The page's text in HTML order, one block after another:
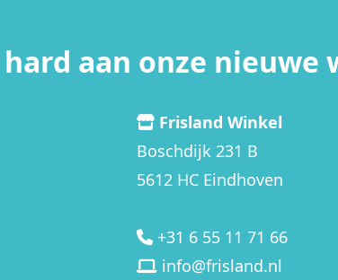
aan onze nieuwe
Frisland Winkel
Boschdijk 231 B
5612 HC Eindhoven
+31 6 55 11 71 66
info@frisland.nl